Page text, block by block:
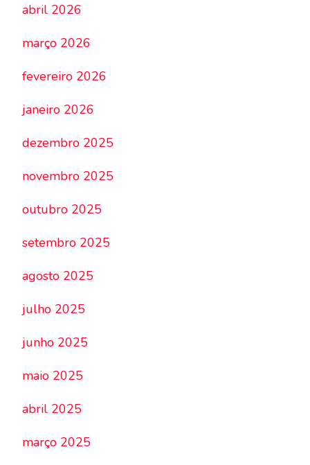
abril 2026
março 2026
fevereiro 2026
janeiro 2026
dezembro 2025
novembro 2025
outubro 2025
setembro 2025
agosto 2025
julho 2025
junho 2025
maio 2025
abril 2025
março 2025